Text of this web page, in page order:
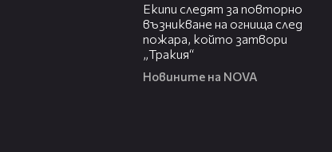
Екипи следят за повторно
възникване на огнища след
пожара, който затвори
„Тракия“
Новините на NOVA